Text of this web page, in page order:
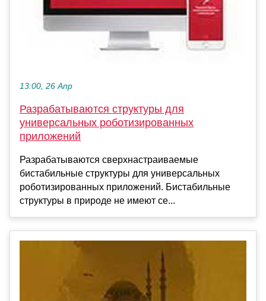
13:00, 26 Апр
Разрабатываются структуры для
универсальных роботизированных
приложений
Разрабатываются сверхнастраиваемые
бистабильные структуры для универсальных
роботизированных приложений. Бистабильные
структуры в природе не имеют се...